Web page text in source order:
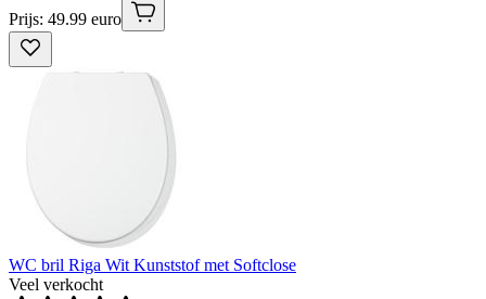
Prijs: 49.99 euro
WC bril Riga Wit Kunststof met Softclose
Veel verkocht